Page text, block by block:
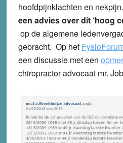
hoofdpijnklachten en
een advies over dit ‘hoog
op de algemene
gebracht. Op het
een discussie met een
chiropractor advocaat mr.